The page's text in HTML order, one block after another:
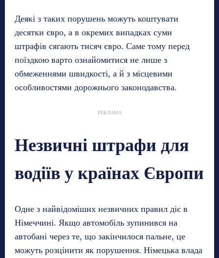
Деякі з таких порушень можуть коштувати
десятки євро, а в окремих випадках суми
штрафів сягають тисяч євро. Саме тому перед
поїздкою варто ознайомитися не лише з
обмеженнями швидкості, а й з місцевими
особливостями дорожнього законодавства.
РЕКЛАМА
Незвичні штрафи для
водіїв у країнах Європи
Одне з найвідоміших незвичних правил діє в
Німеччині. Якщо автомобіль зупинився на
автобані через те, що закінчилося пальне, це
можуть розцінити як порушення. Німецька влада